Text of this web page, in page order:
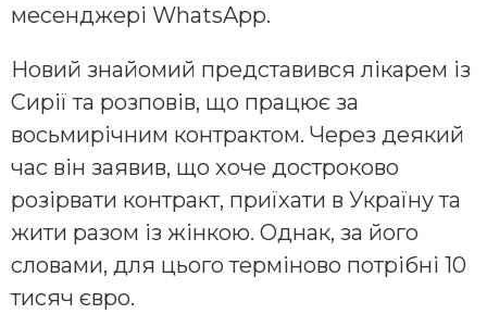
месенджері WhatsApp.
Новий знайомий представився лікарем із
Сирії та розповів, що працює за
восьмирічним контрактом. Через деякий
час він заявив, що хоче достроково
розірвати контракт, приїхати в Україну та
жити разом із жінкою. Однак, за його
словами, для цього терміново потрібні 10
тисяч євро.